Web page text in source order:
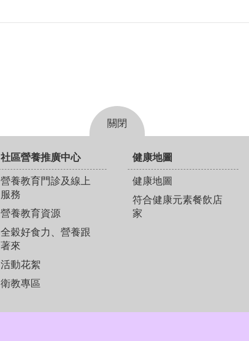
關閉
社區營養推廣中心
營養教育門診及線上
服務
營養教育資源
全穀好食力、營養跟
著來
活動花絮
衛教專區
健康地圖
健康地圖
符合健康元素餐飲店
家